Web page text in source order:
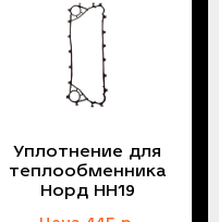
Уплотнение для
теплообменника
Норд НН19